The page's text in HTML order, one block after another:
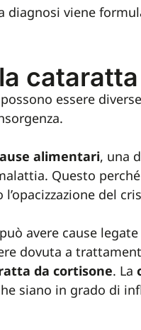
diagnosi viene
cataratta
possono essere
alimentari, una
Questo
del
può avere cause
dovuta a
da cortisone. La
siano in grado di